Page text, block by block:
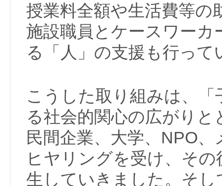
授業料全額や生活費等の
施設職員とケースワーカ
る「人」の支援も行って
こうした取り組みは、
る社会的関心の広がり
民間企業、大学、NPO
ヒヤリングを受け、そ
生していきました。そし